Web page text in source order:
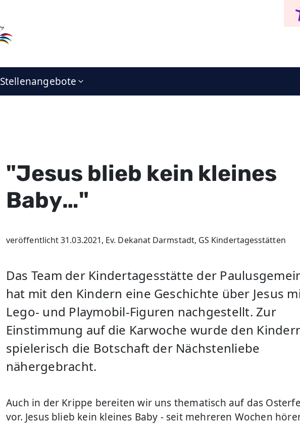
Stellenangebote
"Jesus blieb kein kleines
Baby…"
veröffentlicht 31.03.2021, Ev. Dekanat Darmstadt, GS Kindertagesstätten
Das Team der Kindertagesstätte der
hat mit den Kindern eine Geschichte über Jesus
Lego- und Playmobil-Figuren nachgestellt. Zur
Einstimmung auf die Karwoche wurde den
spielerisch die Botschaft der Nächstenliebe
nähergebracht.
Auch in der Krippe bereiten wir uns thematisch auf das
vor. Jesus blieb kein kleines Baby - seit mehreren Wochen